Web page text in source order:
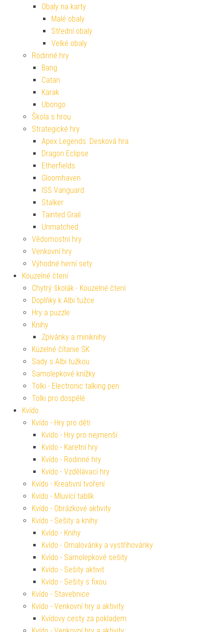
Obaly na karty
Malé obaly
Střední obaly
Velké obaly
Rodinné hry
Bang
Catan
Karak
Ubongo
Škola s hrou
Strategické hry
Apex Legends: Desková hra
Dragon Eclipse
Etherfields
Gloomhaven
ISS Vanguard
Stalker
Tainted Grail
Unmatched
Vědomostní hry
Venkovní hry
Výhodné herní sety
Kouzelné čtení
Chytrý školák - Kouzelné čtení
Doplňky k Albi tužce
Hry a puzzle
Knihy
Zpívánky a miniknihy
Kúzelné čítanie SK
Sady s Albi tužkou
Samolepkové knížky
Tolki - Electronic talking pen
Tolki pro dospělé
Kvído
Kvído - Hry pro děti
Kvído - Hry pro nejmenší
Kvído - Karetní hry
Kvído - Rodinné hry
Kvído - Vzdělávací hry
Kvído - Kreativní tvoření
Kvído - Mluvící tablík
Kvído - Obrázkové aktivity
Kvído - Sešity a knihy
Kvído - Knihy
Kvído - Omalovánky a vystřihovánky
Kvído - Samolepkové sešity
Kvído - Sešity aktivit
Kvído - Sešity s fixou
Kvído - Stavebnice
Kvído - Venkovní hry a aktivity
Kvídovy cesty za pokladem